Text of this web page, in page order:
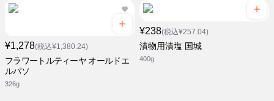
¥1,278(税込¥1,380.24)
フラワートルティーヤ オールドエ
ルパソ
326g
¥238(税込¥257.04)
漬物用漬塩 国城
400g